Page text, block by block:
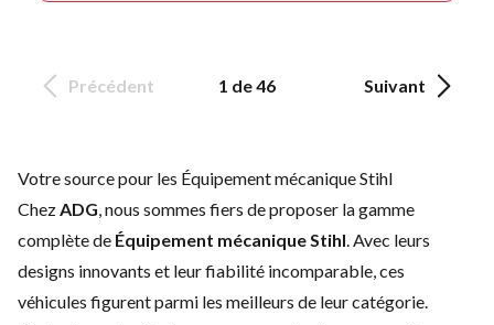
Précédent 1 de 46 Suivant
Votre source pour les Équipement mécanique Stihl
ChezADG, nous sommes fiers de proposer la gamme
complète de Équipement mécanique Stihl. Avec leurs
designs innovants et leur fiabilité incomparable, ces
véhicules figurent parmi les meilleurs de leur catégorie.